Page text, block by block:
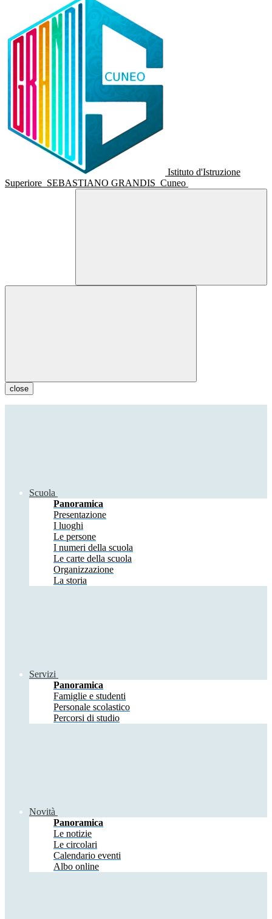
Istituto d'Istruzione
Superiore SEBASTIANO GRANDIS Cuneo
close
Scuola
Panoramica
Presentazione
I luoghi
Le persone
I numeri della scuola
Le carte della scuola
Organizzazione
La storia
Servizi
Panoramica
Famiglie e studenti
Personale scolastico
Percorsi di studio
Novità
Panoramica
Le notizie
Le circolari
Calendario eventi
Albo online